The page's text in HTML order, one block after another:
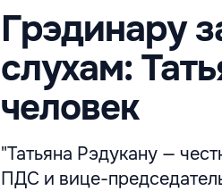
Грэдинару
слухам:
человек
"Татьяна Рэдукану —
ПДС и вице-